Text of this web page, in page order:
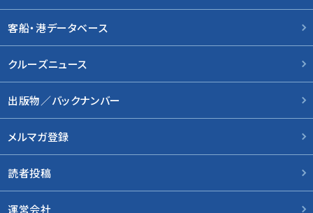
客船・港データベース
クルーズニュース
出版物／バックナンバー
メルマガ登録
読者投稿
運営会社